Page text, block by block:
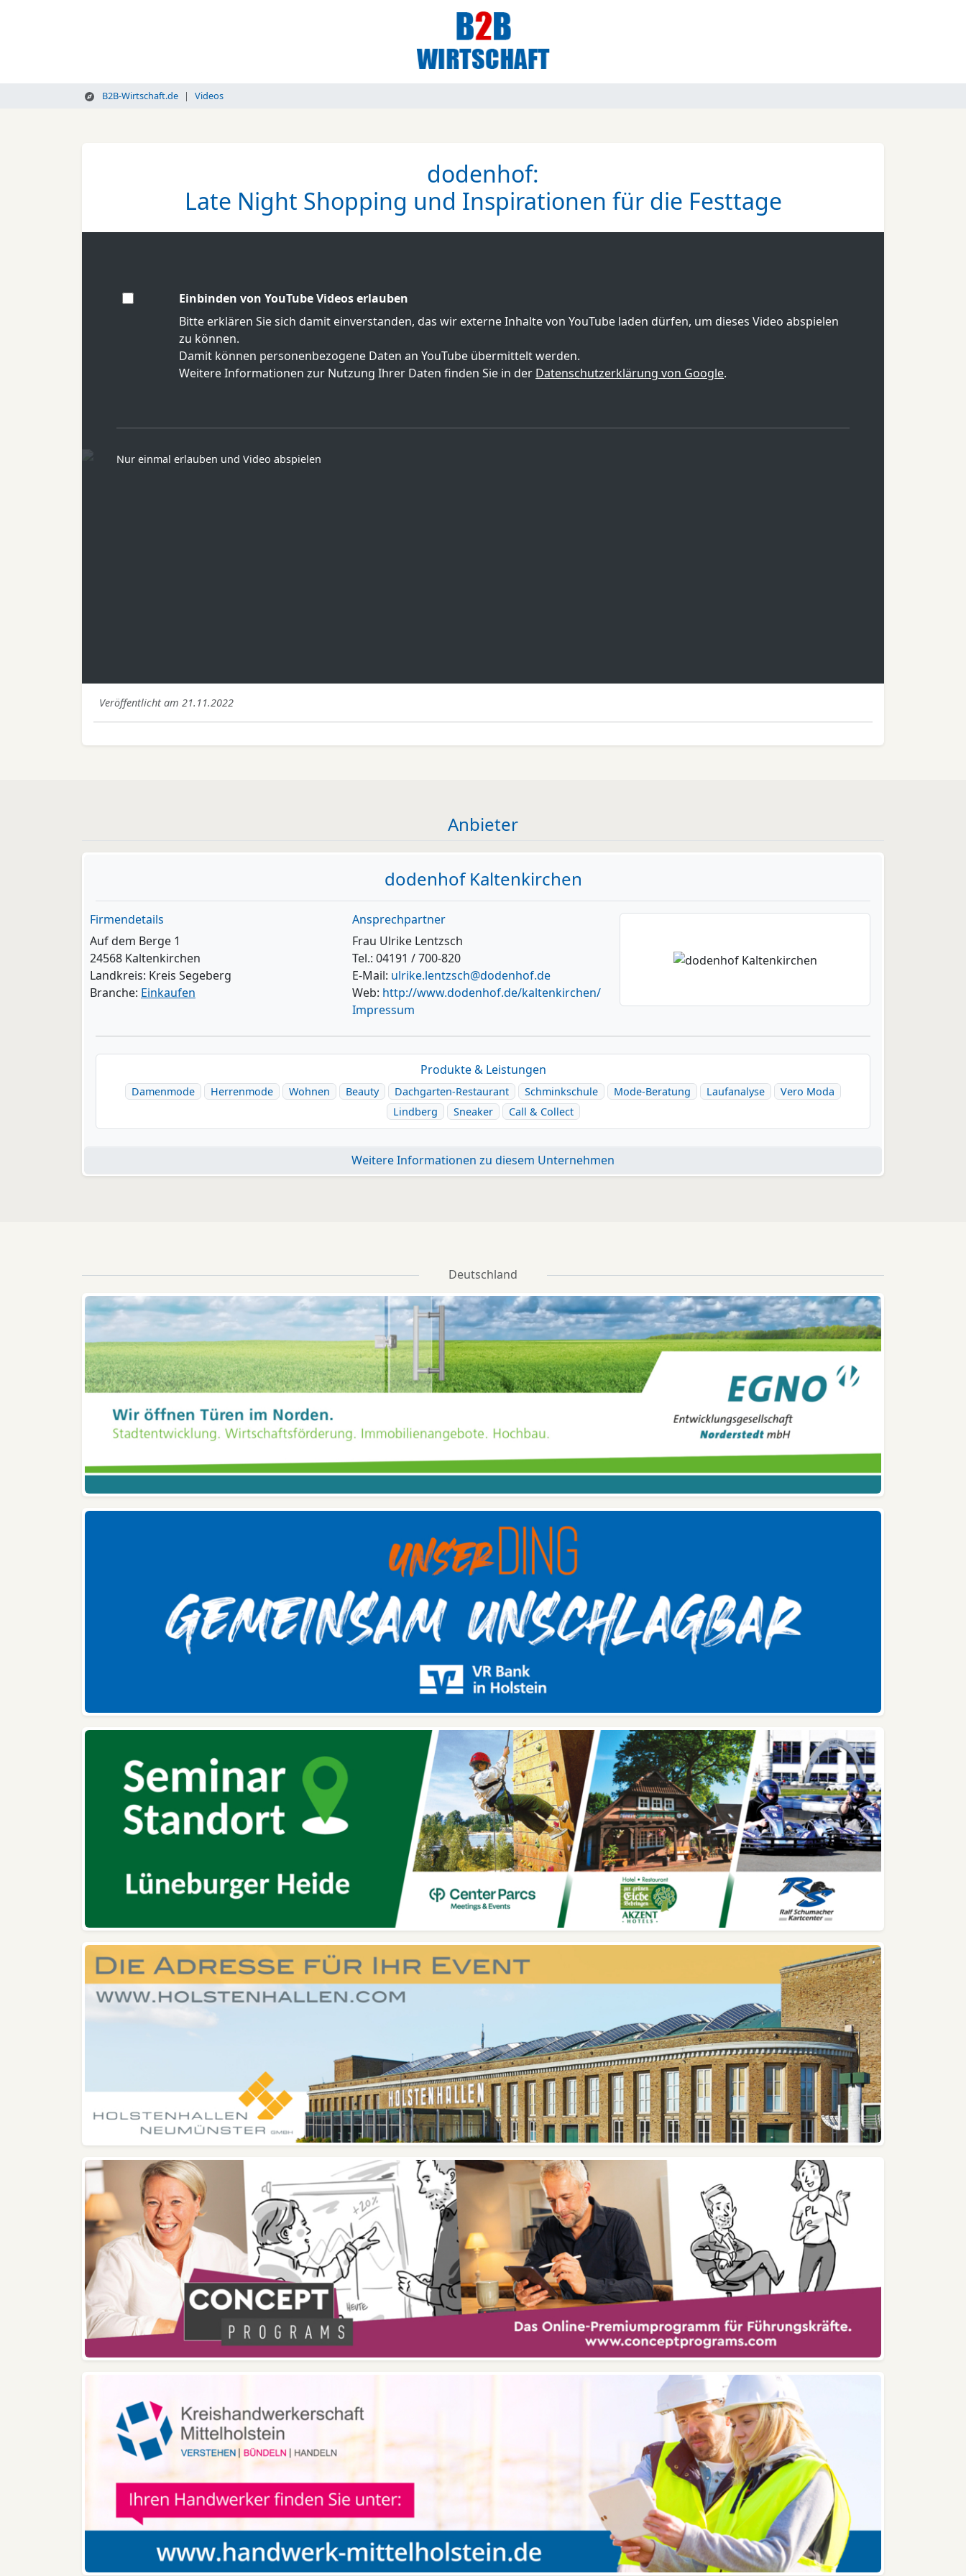
B2B-Wirtschaft.de Videos
dodenhof:
Late Night Shopping und Inspirationen für die Festtage
Einbinden von YouTube Videos erlauben
Bitte erklären Sie sich damit einverstanden, das wir externe Inhalte von YouTube laden dürfen, um dieses Video abspielen
zu können.
Damit können personenbezogene Daten an YouTube übermittelt werden.
Weitere Informationen zur Nutzung Ihrer Daten finden Sie in der Datenschutzerklärung von Google.
Nur einmal erlauben und Video abspielen
Veröffentlicht am 21.11.2022
Anbieter
dodenhof Kaltenkirchen
Firmendetails
Auf dem Berge 1
24568 Kaltenkirchen
Landkreis: Kreis Segeberg
Branche: Einkaufen
Ansprechpartner
Frau Ulrike Lentzsch
Tel.: 04191 / 700-820
E-Mail: ulrike.lentzsch@dodenhof.de
Web: http://www.dodenhof.de/kaltenkirchen/
Impressum
Produkte & Leistungen
Damenmode Herrenmode Wohnen Beauty Dachgarten-Restaurant Schminkschule Mode-Beratung Laufanalyse
Vero Moda
Lindberg
Sneaker Call & Collect
Weitere Informationen zu diesem Unternehmen
Deutschland